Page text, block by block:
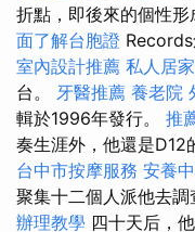
折點，即後來的個性
面了解台胞證
室內設計推薦 私人居
台。 牙醫推薦 養老院
輯於1996年發行。 推
奏生涯外，他還是
台中市按摩服務 安養
聚集十二個人派他去調
辦理教學 四十天后，